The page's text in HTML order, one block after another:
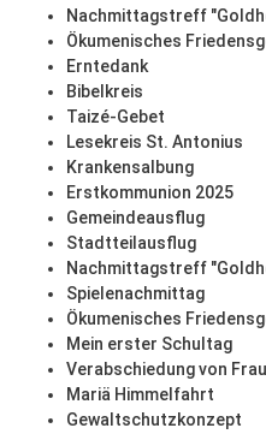
Nachmittagstreff
Ökumenisches
Erntedank
Bibelkreis
Taizé-Gebet
Lesekreis St. Antonius
Krankensalbung
Erstkommunion 2025
Gemeindeausflug
Stadtteilausflug
Nachmittagstreff
Spielenachmittag
Ökumenisches
Mein erster Schultag
Verabschiedung von
Mariä Himmelfahrt
Gewaltschutzkonzept